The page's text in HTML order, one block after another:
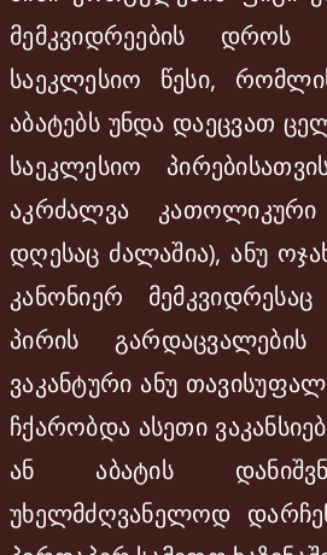
მემკვიდრეების
საეკლესიო წესი,
აბატებს უნდა დაეცვათ
საეკლესიო
აკრძალვა კათოლიკური
დღესაც ძალაშია), ანუ
კანონიერ
პირის
ვაკანტური ანუ
ჩქარობდა ასეთი
ან აბატის
უხელმძღვანელოდ